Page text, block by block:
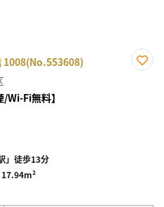
1008(No.553608)
/Wi-Fi無料】
」徒歩13分
17.94m²